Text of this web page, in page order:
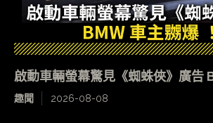
啟動車輛螢幕驚見《蜘蛛俠》廣告
趣聞 2026-08-08